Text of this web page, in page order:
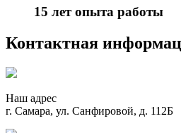
15 лет опыта работы
Контактная
Наш адрес
г. Самара, ул. Санфировой, д. 112Б